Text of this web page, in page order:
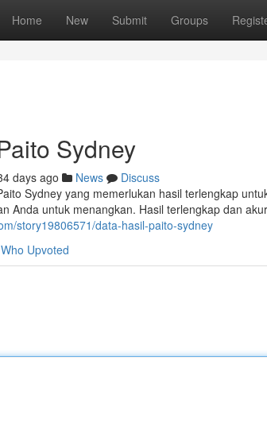
Home New Submit Groups
Sydney
days ago News
Discuss
Sydney yang memerlukan hasil terlengkap
Anda untuk menangkan. Hasil terlengkap dan
story19806571/data-hasil-paito-sydney
Who Upvoted